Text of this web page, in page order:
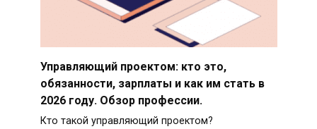
Управляющий проектом: кто это,
обязанности, зарплаты и как им стать в
2026 году. Обзор профессии.
Кто такой управляющий проектом?